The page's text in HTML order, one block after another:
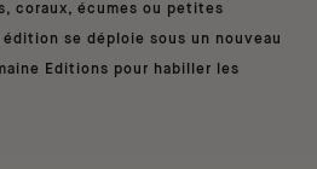
coraux, écumes ou petites
se déploie sous un nouveau
Editions pour habiller les